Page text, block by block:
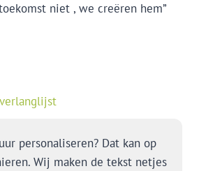
niet , we creëren hem”
personaliseren? Dat kan op
Wij maken de tekst netjes